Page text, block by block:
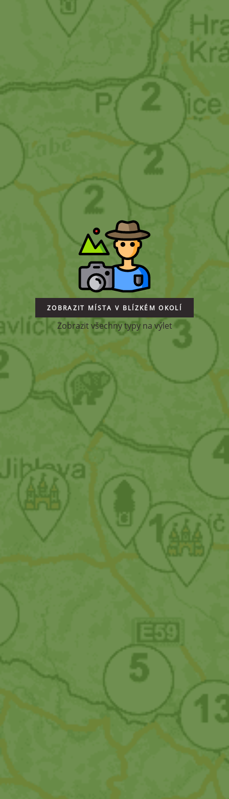
ZOBRAZIT MÍSTA V BLÍZKÉM OKOLÍ
Zobrazit všechny typy na výlet